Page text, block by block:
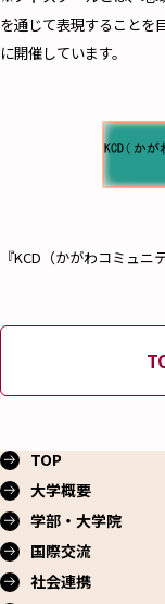
を通じて表現することを
に開催しています。
『KCD（かがわコミュ
TOP
大学概要
学部・大学院
国際交流
社会連携